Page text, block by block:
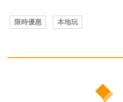
限時優惠 本地玩